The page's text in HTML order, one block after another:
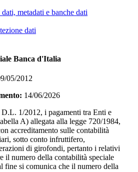
metadati e banche dati
dati
Banca d'Italia
05/2012
14/06/2026
1/2012, i pagamenti tra Enti e
A) allegata alla legge 720/1984,
accreditamento sulle contabilità
sotto conto infruttifero,
di girofondi, pertanto i relativi
il numero della contabilità speciale
fine si comunica che il numero della